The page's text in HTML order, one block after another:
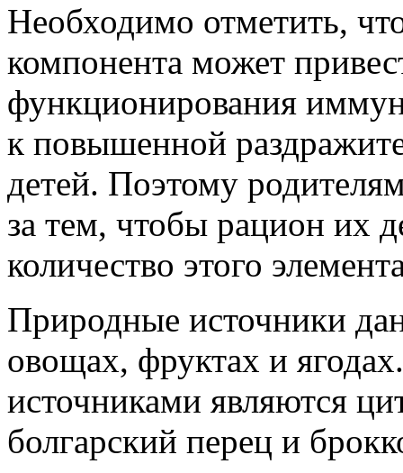
Необходимо отметить,
компонента может
функционирования
к повышенной
детей. Поэтому
за тем, чтобы рацион их
количество этого
Природные источники
овощах, фруктах и
источниками являются
болгарский перец и